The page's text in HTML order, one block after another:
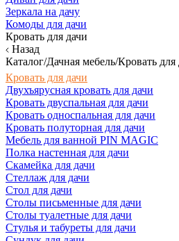
Зеркала на дачу
Комоды для дачи
Кровать для дачи
Назад
Каталог/Дачная мебель/Кровать для
Кровать для дачи
Двухъярусная кровать для дачи
Кровать двуспальная для дачи
Кровать односпальная для дачи
Кровать полуторная для дачи
Мебель для ванной PIN MAGIC
Полка настенная для дачи
Скамейка для дачи
Стеллаж для дачи
Стол для дачи
Столы письменные для дачи
Столы туалетные для дачи
Стулья и табуреты для дачи